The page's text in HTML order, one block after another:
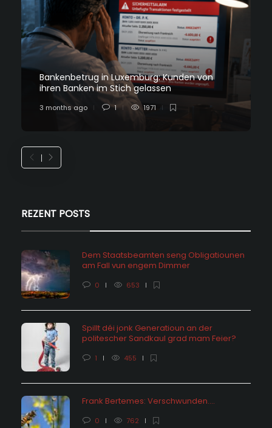
Bankenbetrug in Luxemburg: Kunden von
ihren Banken im Stich gelassen
3 months ago 1 1971
REZENT POSTS
Dem Staatsbeamten seng Obligatiounen
am Fall vun engem Dimmer
0 653
Spillt déi jonk Generatioun an der
politescher Sandkaul grad mam Feier?
1 455
Frank Bertemes: Verschwunden….
0 762